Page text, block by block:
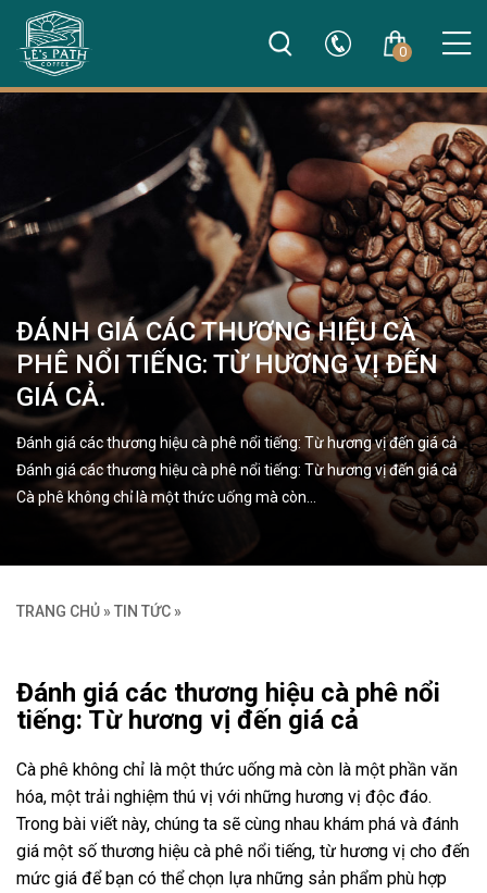
0
ĐÁNH GIÁ CÁC THƯƠNG HIỆU CÀ
PHÊ NỔI TIẾNG: TỪ HƯƠNG VỊ ĐẾN
GIÁ CẢ.
Đánh giá các thương hiệu cà phê nổi tiếng: Từ hương vị đến giá cả
Đánh giá các thương hiệu cà phê nổi tiếng: Từ hương vị đến giá cả
Cà phê không chỉ là một thức uống mà còn…
TRANG CHỦ » TIN TỨC »
Đánh giá các thương hiệu cà phê nổi
tiếng: Từ hương vị đến giá cả
Cà phê không chỉ là một thức uống mà còn là một phần văn
hóa, một trải nghiệm thú vị với những hương vị độc đáo.
Trong bài viết này, chúng ta sẽ cùng nhau khám phá và đánh
giá một số thương hiệu cà phê nổi tiếng, từ hương vị cho đến
mức giá để bạn có thể chọn lựa những sản phẩm phù hợp